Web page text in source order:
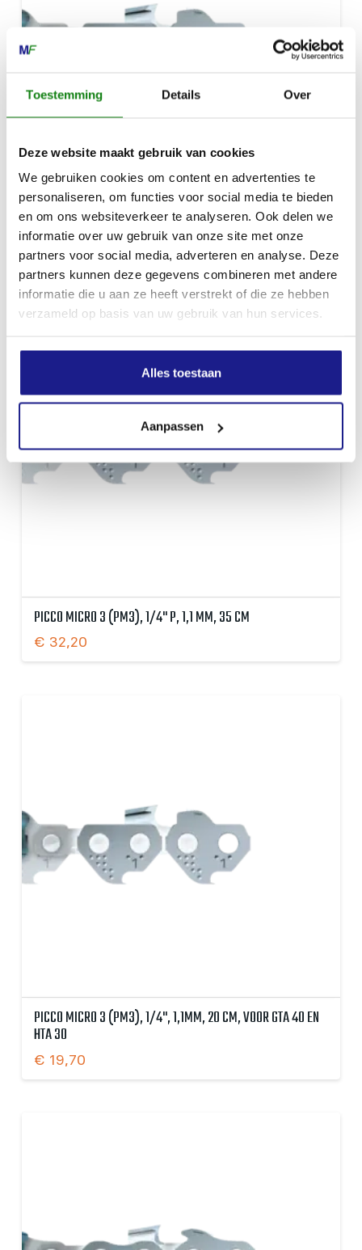
Toestemming Details Over
Deze website maakt gebruik van cookies
We gebruiken cookies om content en advertenties te
personaliseren, om functies voor social media te bieden
en om ons websiteverkeer te analyseren. Ook delen we
informatie over uw gebruik van onze site met onze
partners voor social media, adverteren en analyse. Deze
partners kunnen deze gegevens combineren met andere
informatie die u aan ze heeft verstrekt of die ze hebben
verzameld op basis van uw gebruik van hun services.
Alles toestaan
Aanpassen
PICCO MICRO 3 (PM3), 1/4" P, 1,1 MM, 30 CM
€28,60
PICCO MICRO 3 (PM3), 1/4" P, 1,1 MM, 35 CM
€ 32,20
PICCO MICRO 3 (PM3), 1/4", 1,1MM, 20 CM, VOOR GTA 40 EN
HTA 30
€ 19,70